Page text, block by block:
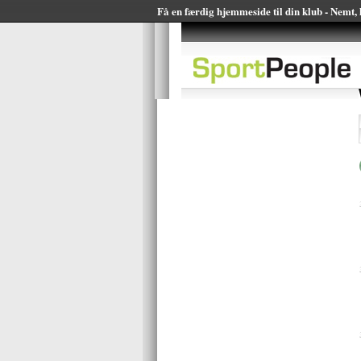
Få en færdig hjemmeside til din klub -